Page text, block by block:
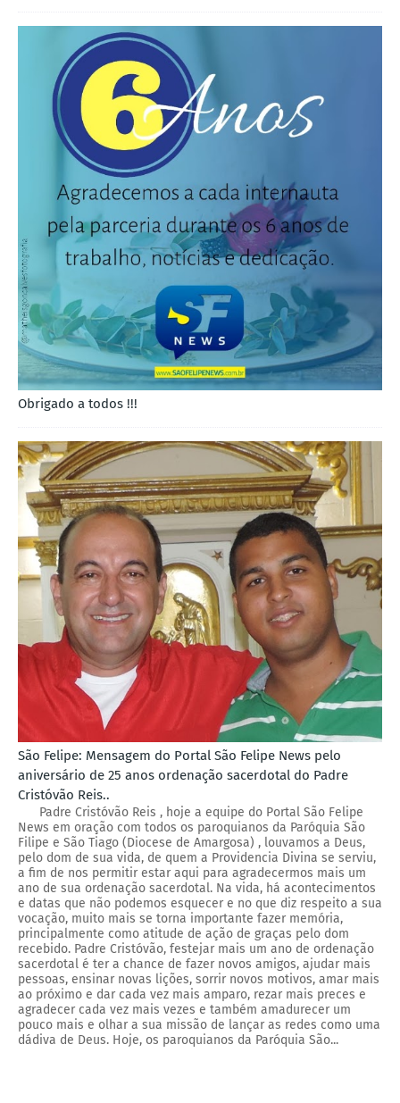
Obrigado a todos !!!
São Felipe: Mensagem do Portal São Felipe News pelo
aniversário de 25 anos ordenação sacerdotal do Padre
Cristóvão Reis..
Padre Cristóvão Reis , hoje a equipe do Portal São Felipe
News em oração com todos os paroquianos da Paróquia São
Filipe e São Tiago (Diocese de Amargosa) , louvamos a Deus,
pelo dom de sua vida, de quem a Providencia Divina se serviu,
a fim de nos permitir estar aqui para agradecermos mais um
ano de sua ordenação sacerdotal. Na vida, há acontecimentos
e datas que não podemos esquecer e no que diz respeito a sua
vocação, muito mais se torna importante fazer memória,
principalmente como atitude de ação de graças pelo dom
recebido. Padre Cristóvão, festejar mais um ano de ordenação
sacerdotal é ter a chance de fazer novos amigos, ajudar mais
pessoas, ensinar novas lições, sorrir novos motivos, amar mais
ao próximo e dar cada vez mais amparo, rezar mais preces e
agradecer cada vez mais vezes e também amadurecer um
pouco mais e olhar a sua missão de lançar as redes como uma
dádiva de Deus. Hoje, os paroquianos da Paróquia São...